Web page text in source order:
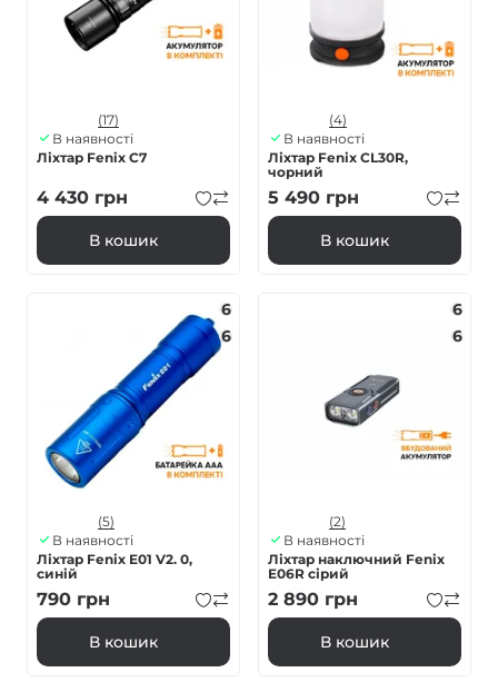
(17)
В наявності
Ліхтар Fenix C7
4 430 грн
В кошик
(4)
В наявності
Ліхтар Fenix CL30R,
чорний
5 490 грн
В кошик
6
6
(5)
В наявності
Ліхтар Fenix E01 V2. 0,
синій
790 грн
В кошик
6
6
(2)
В наявності
Ліхтар наключний Fenix
E06R сірий
2 890 грн
В кошик